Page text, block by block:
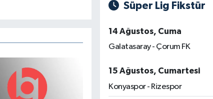
Süper Lig Fikstür
14 Ağustos, Cuma
Galatasaray - Çorum FK
15 Ağustos, Cumartesi
Konyaspor - Rizespor